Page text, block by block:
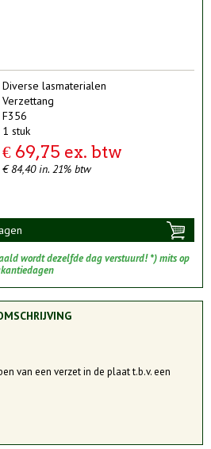
Diverse lasmaterialen
Verzettang
F356
1 stuk
€ 69,75 ex. btw
€ 84,40 in. 21% btw
wordt dezelfde dag verstuurd! *) mits op
van een verzet in de plaat t.b.v. een